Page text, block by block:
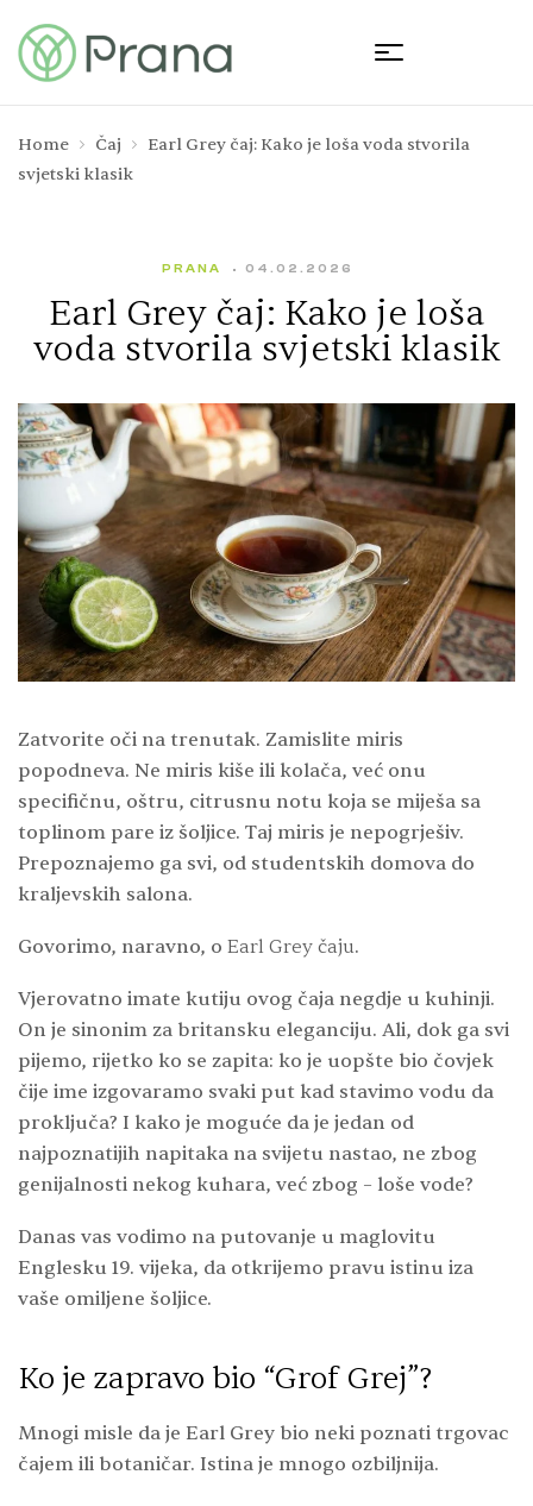
Home Čaj
Earl Grey čaj: Kako je loša voda stvorila
svjetski klasik
04.02.2026
PRANA
Earl Grey čaj: Kako je loša
voda stvorila svjetski klasik
Zatvorite oči na trenutak. Zamislite miris
popodneva. Ne miris kiše ili kolača, već onu
specifičnu, oštru, citrusnu notu koja se miješa sa
toplinom pare iz šoljice. Taj miris je nepogrješiv.
Prepoznajemo ga svi, od studentskih domova do
kraljevskih salona.
Govorimo, naravno, o Earl Grey čaju.
Vjerovatno imate kutiju ovog čaja negdje u kuhinji.
On je sinonim za britansku eleganciju. Ali, dok ga svi
pijemo, rijetko ko se zapita: ko je uopšte bio čovjek
čije ime izgovaramo svaki put kad stavimo vodu da
proključa? I kako je moguće da je jedan od
najpoznatijih napitaka na svijetu nastao, ne zbog
genijalnosti nekog kuhara, već zbog – loše vode?
Danas vas vodimo na putovanje u maglovitu
Englesku 19. vijeka, da otkrijemo pravu istinu iza
vaše omiljene šoljice.
Ko je zapravo bio “Grof Grej”?
Mnogi misle da je Earl Grey bio neki poznati trgovac
čajem ili botaničar. Istina je mnogo ozbiljnija.